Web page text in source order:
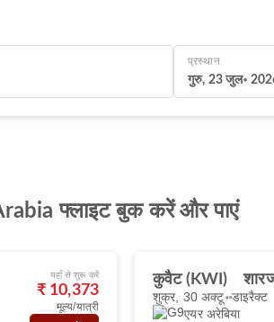
प्रस्थान
गुरु, 23 जुल॰
फ्लाइट बुक करें और पाएं
यहाँ से शुरू करें
₹ 10,373
मूल्य/यात्री
कुवैट (KWI)
शुक्र, 30 अक्टू॰ डाइरैक्ट
एयर अरेबिया